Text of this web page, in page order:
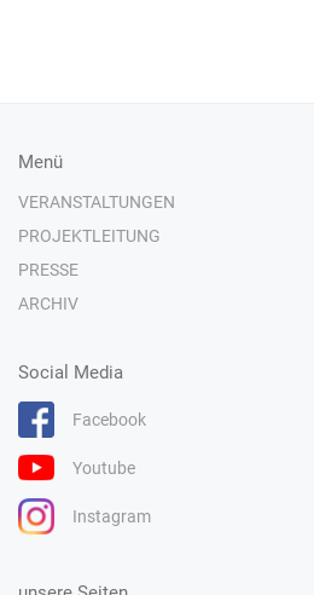
Menü
VERANSTALTUNGEN
PROJEKTLEITUNG
PRESSE
ARCHIV
Social Media
Facebook
Youtube
Instagram